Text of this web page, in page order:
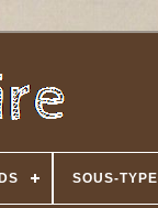
SOUS-TYPE